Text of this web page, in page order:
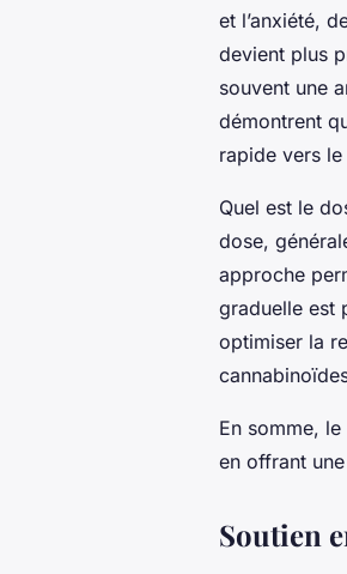
et l’anxiété,
devient plus
souvent une
démontrent
rapide vers
Quel est le
dose,
approche
graduelle est
optimiser la
En somme,
en offrant
Soutien